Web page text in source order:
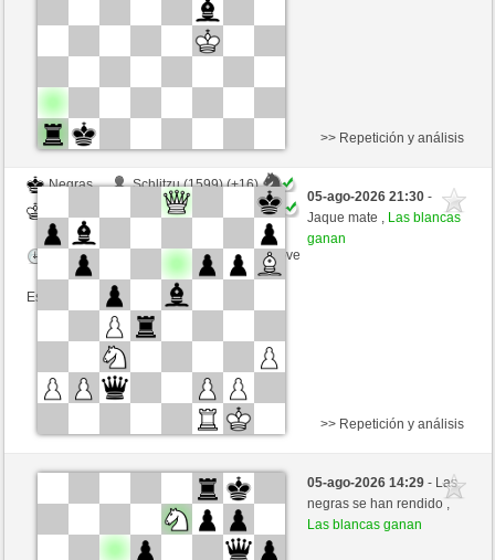
Negras
Schlitzu (1599) (+16)
GID1955 (1595) (-16)
Tiempo: 5 minutes/side + 8 seconds/move
Esta partida es por puntos
>> Repetición y análisis
05-ago-2026 21:30-
Jaque mate , Las blancas
ganan
Negras
Maxyz (1360) (-7)
GID1955 (1588) (+7)
Tiempo: 5 minutes/side + 0 seconds/move
>> Repetición y análisis
05-ago-2026 14:29- Las
negras se han rendido ,
Las blancas ganan